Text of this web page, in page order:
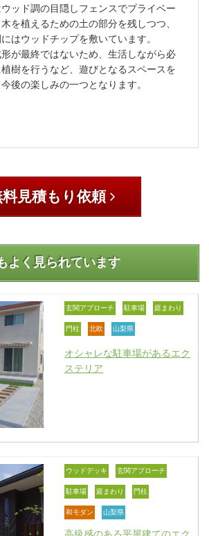
ッド調の目隠しフェンスでプライベー
を植えるための土の部分を残しつつ、
はウッドチップを敷いています。
が最終ではないため、生活しながら必
樹を行うなど、遊びとなるスペースを
後の楽しみの一つとなります。
料見積もり依頼
よく見られています
玄関アプローチ 駐車場 庭まわり
門柱 北欧 山梨県
オシャレな駐車場があるエク
ステリア
ウッドデッキ 玄関アプローチ
駐車場 庭まわり 門柱
和モダン 山梨県